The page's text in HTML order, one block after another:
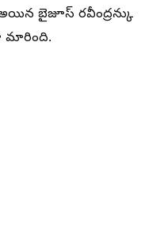
బైజూస్ రవీంద్రన్కు
మారింది.